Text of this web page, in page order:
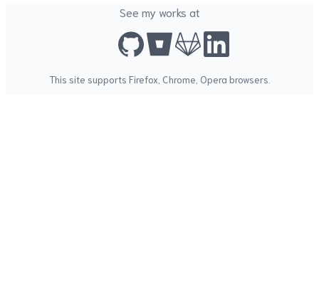
See my works at
This site supports Firefox Chrome Opera browsers.